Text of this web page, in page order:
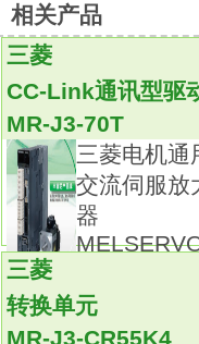
与个电脑组合，采
脉冲序列输入（位
入（速度、力矩控
操作简单。
插座配置在前面板
采用插座方式，接
设置方法与
器。
三菱通用AC伺服
额定输出：1.0kw。
接口：SSCNETⅢ/H
相关产品
三菱
CC-Link通讯型驱
MR-J3-70T
三菱电机通
交流伺服放
器
三菱
转换单元
MR-J3-CR55K4